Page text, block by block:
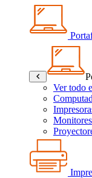
Ver todo
Monitores